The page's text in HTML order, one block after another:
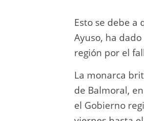
Esto se debe a
Ayuso, ha
región por el
La monarca
de Balmoral,
el Gobierno